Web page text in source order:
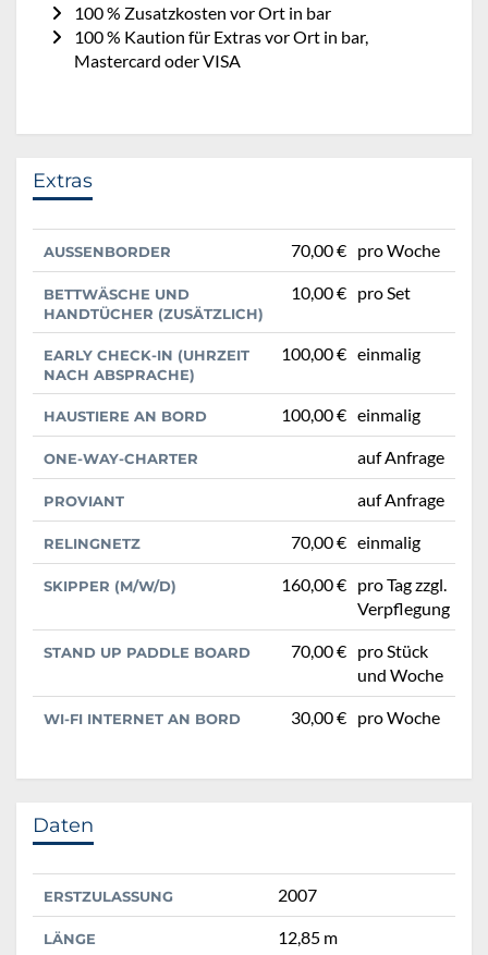
100 % Zusatzkosten vor Ort in bar
100 % Kaution für Extras vor Ort in bar,
Mastercard oder VISA
Extras
AUSSENBORDER 70,00 € pro Woche
BETTWÄSCHE UND
HANDTÜCHER (ZUSÄTZLICH)
10,00 € pro Set
EARLY CHECK-IN (UHRZEIT
NACH ABSPRACHE)
100,00 € einmalig
HAUSTIERE AN BORD 100,00 € einmalig
ONE-WAY-CHARTER auf Anfrage
PROVIANT auf Anfrage
RELINGNETZ 70,00 € einmalig
SKIPPER (M/W/D) 160,00 € pro Tag zzgl.
Verpflegung
STAND UP PADDLE BOARD 70,00 € pro Stück
und Woche
WI-FI INTERNET AN BORD 30,00 € pro Woche
Daten
ERSTZULASSUNG 2007
LÄNGE 12,85 m